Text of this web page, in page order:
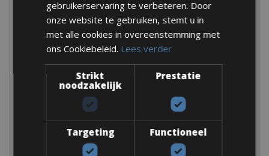
Nederland – Utrecht
Nederland – Zuid-Holland
Portugal
Portugal – Algarve
Portugal – Porto-Lissabon
Spanje – Barcelona
Spanje – Canarische Eilanden
gebruikerservaring te verbeteren. Door
onze website te gebruiken, stemt u in
met alle cookies in overeenstemming met
ons Cookiebeleid. Lees verder
Strikt
noodzakelijk
Prestatie
Targeting Functioneel